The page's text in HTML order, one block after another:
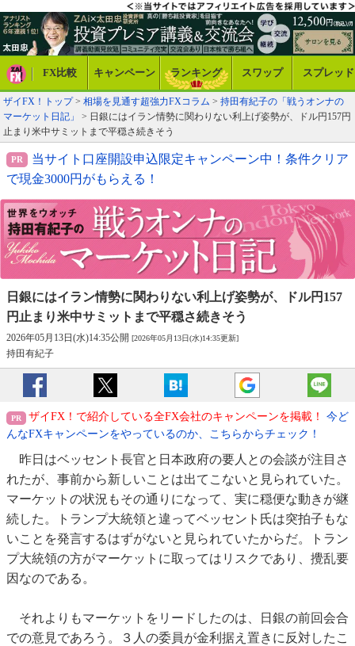
FX比較 キャンペーン ランキング スワップ スプレッド
ザイFX！トップ> 相場を見通す超強力FXコラム > 持田有紀子の「戦うオンナの
マーケット日記」
> 日銀にはイラン情勢に関わりない利上げ姿勢が、ドル円157円
止まり米中サミットまで平穏さ続きそう
当サイト口座開設申込限定キャンペーン中！条件クリア
で現金3000円がもらえる！
日銀にはイラン情勢に関わりない利上げ姿勢が、
ドル円157
円止まり米中サミットまで平穏さ続きそう
2026年05月13日(水)14:35公開 [2026年05月13日(水)14:35更新]
持田有紀子
ザイFX！で紹介している全FX会社のキャンペーンを掲載！
今ど
んなFXキャンペーンをやっているのか、こちらからチェック！
昨日はベッセント長官と日本政府の要人との会談が注目さ
れたが、事前から新しいことは出てこないと見られていた。
マーケットの状況もその通りになって、実に穏便な動きが継
続した。トランプ大統領と違ってベッセント氏は突拍子もな
いことを発言するはずがないと見られていたからだ。トラン
プ大統領の方がマーケットに取ってはリスクであり、攪乱要
因なのである。
それよりもマーケットをリードしたのは、日銀の前回会合
での意見であろう。３人の委員が金利据え置きに反対したこ